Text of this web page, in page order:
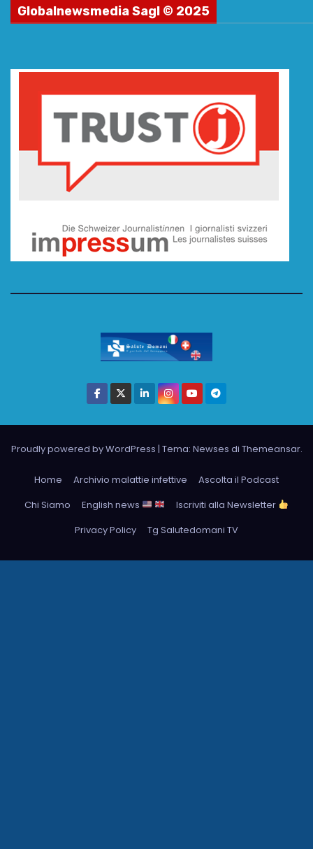
Globalnewsmedia Sagl © 2025
Proudly powered by WordPress | Tema: Newses di Themeansar.
Home Archivio malattie infettive
Ascolta il Podcast
Chi Siamo
English news
Iscriviti alla Newsletter
Privacy Policy
Tg Salutedomani TV